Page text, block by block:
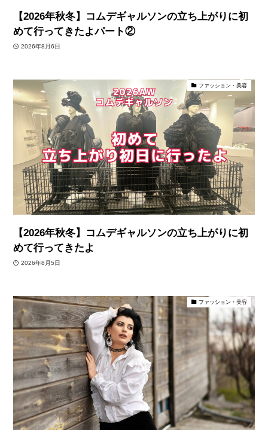
【2026年秋冬】コムデギャルソンの立ち上がりに初
めて行ってきたよパート②
2026年8月6日
ファッション・美容
【2026年秋冬】コムデギャルソンの立ち上がりに初
めて行ってきたよ
2026年8月5日
ファッション・美容